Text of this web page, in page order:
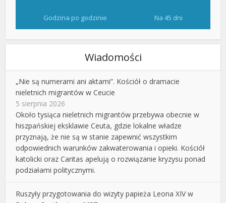
Godzina po godzinie Na 45 dni
Wiadomości
„Nie są numerami ani aktami”. Kościół o dramacie
nieletnich migrantów w Ceucie
5 sierpnia 2026
Około tysiąca nieletnich migrantów przebywa obecnie w
hiszpańskiej eksklawie Ceuta, gdzie lokalne władze
przyznają, że nie są w stanie zapewnić wszystkim
odpowiednich warunków zakwaterowania i opieki. Kościół
katolicki oraz Caritas apelują o rozwiązanie kryzysu ponad
podziałami politycznymi.
Ruszyły przygotowania do wizyty papieża Leona XIV w